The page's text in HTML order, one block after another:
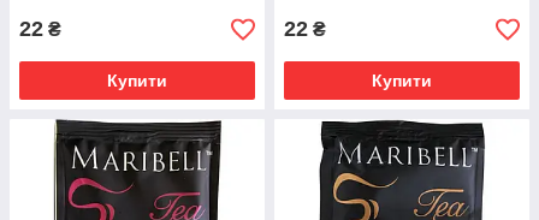
22 ₴
Купити
22 ₴
Купити